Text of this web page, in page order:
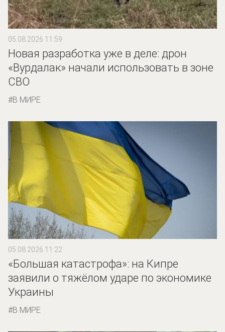
05.08.2026 11:59
Новая разработка уже в деле: дрон
«Вурдалак» начали использовать в зоне
СВО
В МИРЕ
05.08.2026 11:22
«Большая катастрофа»: на Кипре
заявили о тяжёлом ударе по экономике
Украины
В МИРЕ